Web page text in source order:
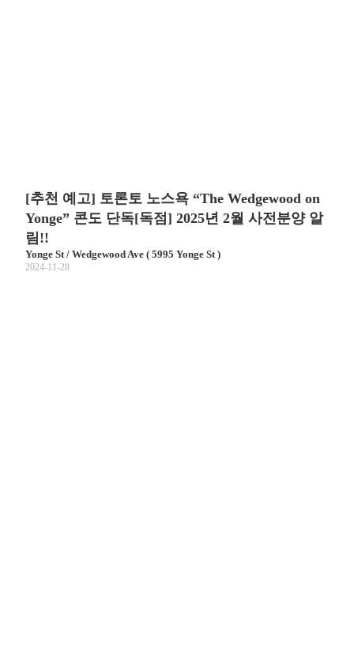
[추천 예고] 토론토 노스욕 “The Wedgewood on
Yonge” 콘도 단독[독점] 2025년 2월 사전분양 알
림!!
Yonge St / Wedgewood Ave ( 5995 Yonge St )
2024-11-28